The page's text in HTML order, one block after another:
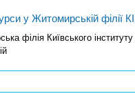
у Житомирській філії
філія Київського інституту